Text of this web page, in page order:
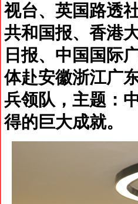
视台、英国路透
共和国报、香港
日报、中国国际
体赴安徽浙江广
兵领队，主题：
得的巨大成就。